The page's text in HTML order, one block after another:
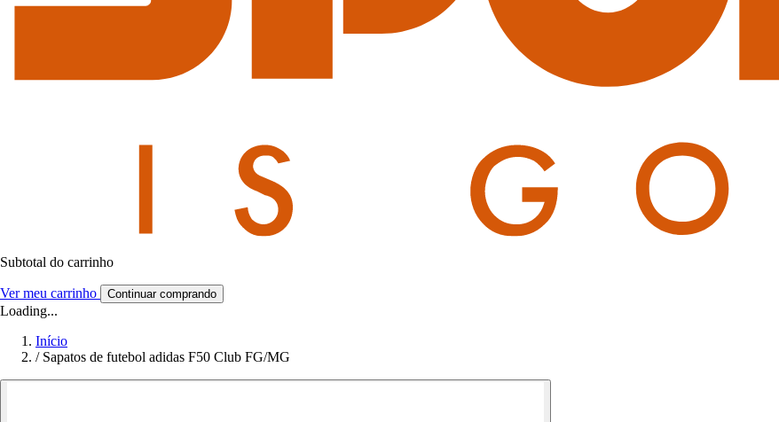
Subtotal do carrinho
Ver meu carrinho Continuar comprando
Loading...
Início
/ Sapatos de futebol adidas F50 Club FG/MG